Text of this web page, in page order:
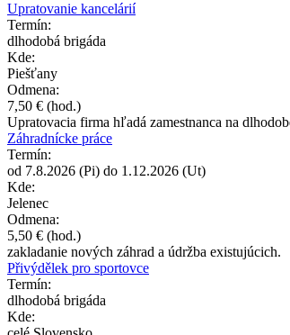
Upratovanie kancelárií
Termín:
dlhodobá brigáda
Kde:
Piešťany
Odmena:
7,50 € (hod.)
Upratovacia firma hľadá zamestnanca na
Záhradnícke práce
Termín:
od 7.8.2026 (Pi) do 1.12.2026 (Ut)
Kde:
Jelenec
Odmena:
5,50 € (hod.)
zakladanie nových záhrad a údržba existujúcich.
Přivýdělek pro sportovce
Termín:
dlhodobá brigáda
Kde: